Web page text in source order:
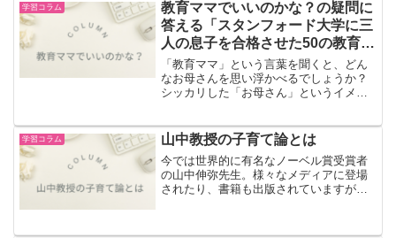
学習コラム
教育ママでいいのかな？の疑問に
答える「スタンフォード大学に三
人の息子を合格させた50の教育
法」
「教育ママ」という言葉を聞くと、どん
なお母さんを思い浮かべるでしょうか？
シッカリした「お母さん」というイメー
今回は、「教育ママって、実際、どうな
んだろう・・・！？」と思...
学習コラム 山中教授の子育て論とは
今では世界的に有名なノーベル賞受賞者
の山中伸弥先生。様々なメディアに登場
されたり、書籍も出版されていますが、